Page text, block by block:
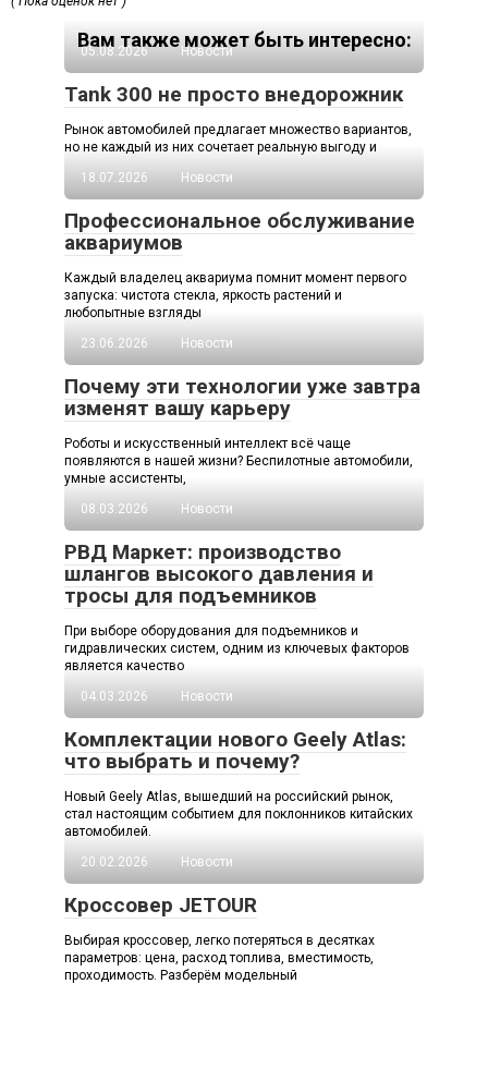
Вам также может быть интересно:
05.08.2026 Новости
Tank 300 не просто внедорожник
Рынок автомобилей предлагает множество вариантов,
но не каждый из них сочетает реальную выгоду и
18.07.2026
Новости
Профессиональное обслуживание
аквариумов
Каждый владелец аквариума помнит момент первого
запуска: чистота стекла, яркость растений и
любопытные взгляды
23.06.2026
Новости
Почему эти технологии уже завтра
изменят вашу карьеру
Роботы и искусственный интеллект всё чаще
появляются в нашей жизни? Беспилотные автомобили,
умные ассистенты,
08.03.2026
Новости
РВД Маркет: производство
шлангов высокого давления и
тросы для подъемников
При выборе оборудования для подъемников и
гидравлических систем, одним из ключевых факторов
является качество
04.03.2026
Новости
Комплектации нового Geely Atlas:
что выбрать и почему?
Новый Geely Atlas, вышедший на российский рынок,
стал настоящим событием для поклонников китайских
автомобилей.
20.02.2026
Новости
Кроссовер JETOUR
Выбирая кроссовер, легко потеряться в десятках
параметров: цена, расход топлива, вместимость,
проходимость. Разберём модельный